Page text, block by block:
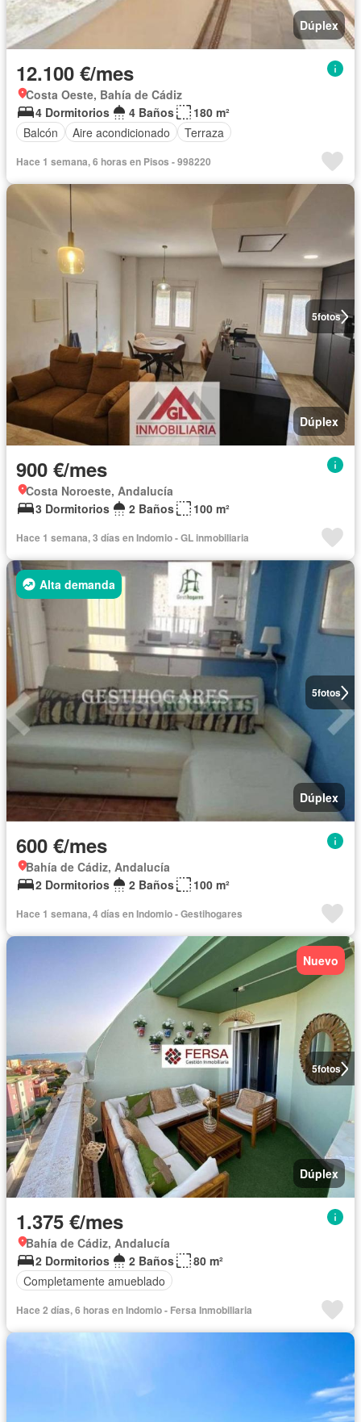
Dúplex
12.100 €/mes
Costa Oeste, Bahía de Cádiz
4 Dormitorios
4 Baños
180 m²
Balcón
Aire acondicionado Terraza
Hace 1 semana, 6 horas en Pisos - 998220
5fotos
Dúplex
900 €/mes
Costa Noroeste, Andalucía
3 Dormitorios
2 Baños 100 m²
Hace 1 semana, 3 días en Indomio - GL inmobiliaria
5fotos
Alta demanda
Dúplex
600 €/mes
Bahía de Cádiz, Andalucía
2 Dormitorios
2 Baños 100 m²
Hace 1 semana, 4 días en Indomio - Gestihogares
5fotos
Nuevo
Dúplex
1.375 €/mes
Bahía de Cádiz, Andalucía
2 Dormitorios
2 Baños
80 m²
Completamente amueblado
Hace 2 días, 6 horas en Indomio - Fersa Inmobiliaria